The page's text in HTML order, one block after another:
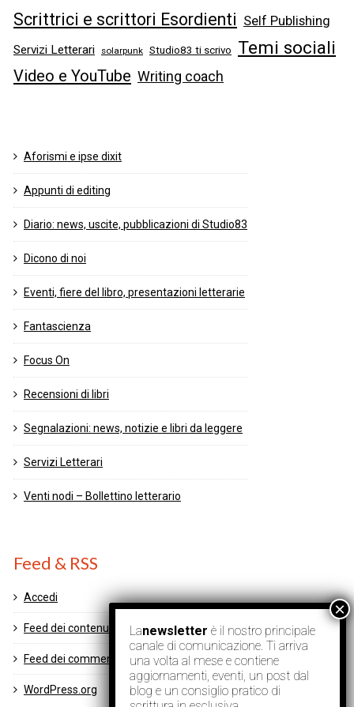
Scrittrici e scrittori Esordienti Self Publishing
Servizi Letterari solarpunk Studio83 ti scrivo Temi sociali
Video e YouTube Writing coach
Aforismi e ipse dixit
Appunti di editing
Diario: news, uscite, pubblicazioni di Studio83
Dicono di noi
Eventi, fiere del libro, presentazioni letterarie
Fantascienza
Focus On
Recensioni di libri
Segnalazioni: news, notizie e libri da leggere
Servizi Letterari
Venti nodi – Bollettino letterario
Feed & RSS
Accedi
Feed dei contenuti
Feed dei commenti
WordPress.org
Lanewsletter è il nostro principale
canale di comunicazione. Ti arriva
una volta al mese e contiene
aggiornamenti, eventi, un post dal
blog e un consiglio pratico di